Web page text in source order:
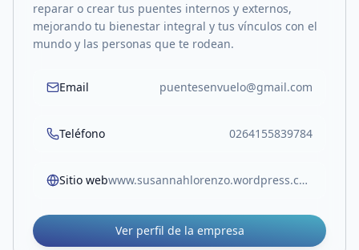
reparar o crear tus puentes internos y externos,
mejorando tu bienestar integral y tus vínculos con el
mundo y las personas que te rodean.
Email puentesenvuelo@gmail.com
Teléfono 0264155839784
Sitio web www.susannahlorenzo.wordpress.com
Ver perfil de la empresa